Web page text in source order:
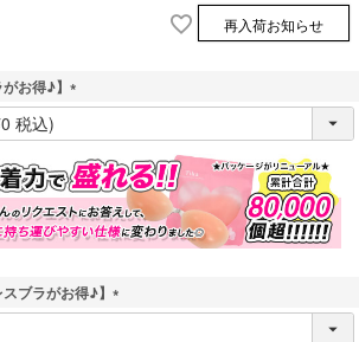
再入荷お知らせ
お得♪】
(
)
ブラがお得♪】
(